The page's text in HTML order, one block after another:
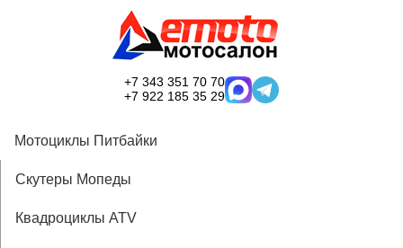
+7 343 351 70 70
+7 922 185 35 29
Мотоциклы Питбайки
Скутеры Мопеды
Квадроциклы ATV